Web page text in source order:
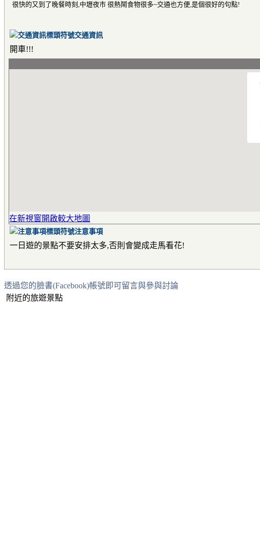
很快的又到了晚餐時刻,中壢夜市 很熱鬧食物很多~交通也方便,是個很好的句點!
交通資訊
開車!!!
在新視窗開啟較大地圖
注意事項
一日遊的景點不要安排太多,否則會變成走馬看花!
透過您的臉書(Facebook)帳號即可留言與參與討論
附近的旅遊景點